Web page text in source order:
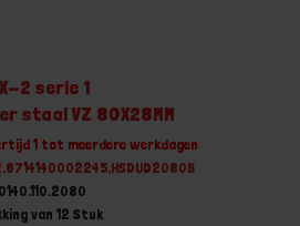
2 serie 1
staal VZ 80X28MM
1 tot meerdere werkdagen
van 12 Stuk